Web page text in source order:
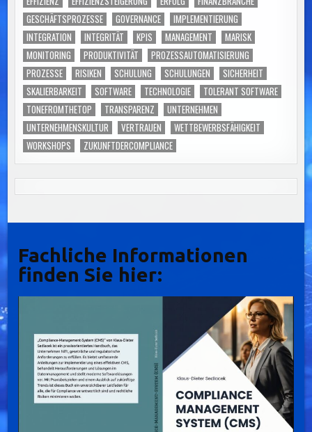
GESCHÄFTSPROZESSE
GOVERNANCE
IMPLEMENTIERUNG
INTEGRATION
INTEGRITÄT KPIS MANAGEMENT
MARISK
MONITORING
PRODUKTIVITÄT
PROZESSAUTOMATISIERUNG
PROZESSE
RISIKEN SCHULUNG SCHULUNGEN
SICHERHEIT
SKALIERBARKEIT
SOFTWARE TECHNOLOGIE
TOLERANT SOFTWARE
TONEFROMTHETOP
TRANSPARENZ
UNTERNEHMEN
UNTERNEHMENSKULTUR
VERTRAUEN
WETTBEWERBSFÄHIGKEIT
WORKSHOPS
ZUKUNFTDERCOMPLIANCE
Fachliche Informationen
finden Sie hier: